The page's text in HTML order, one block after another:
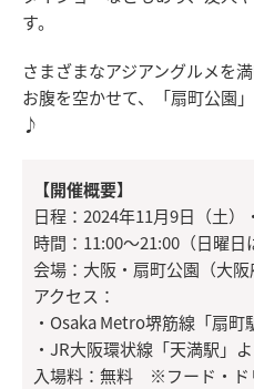
す。
さまざまなアジアングルメを
お腹を空かせて、「扇町公園
♪
【開催概要】
日程：2024年11月9日（土）
時間：11:00～21:00（日曜日
会場：大阪・扇町公園（大阪
アクセス：
・Osaka Metro堺筋線「扇町
・JR大阪環状線「天満駅」
入場料：無料 ※フード・ド